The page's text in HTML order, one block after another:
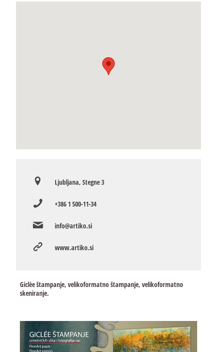
Ljubljana, Stegne 3
+386 1 500-11-34
info@artiko.si
www.artiko.si
Giclèe štampanje, velikoformatno štampanje, velikoformatno
skeniranje.